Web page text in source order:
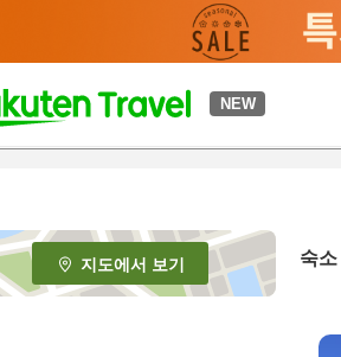
NEW
지도에서 보기 숙소